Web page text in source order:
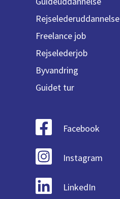
Rejselederuddannelse
Freelance job
Rejselederjob
Byvandring
Guidet tur
Facebook
Instagram
LinkedIn